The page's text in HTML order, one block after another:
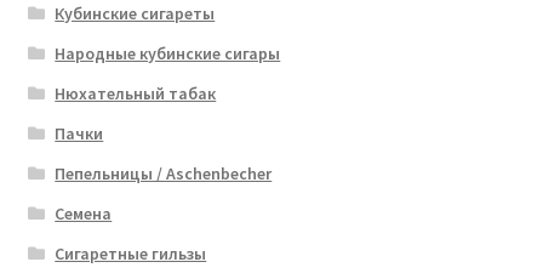
Кубинские сигареты
Народные кубинские сигары
Нюхательный табак
Пачки
Пепельницы / Aschenbecher
Семена
Сигаретные гильзы